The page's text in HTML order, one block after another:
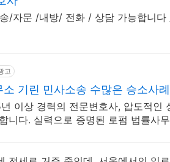
/자문 /내방/ 전화 / 상담 가능합니다
고
기린 민사소송 수많은 승소사례
이상 경력의 전문변호사, 압도적인
니다. 실력으로 증명된 로펌 법률사